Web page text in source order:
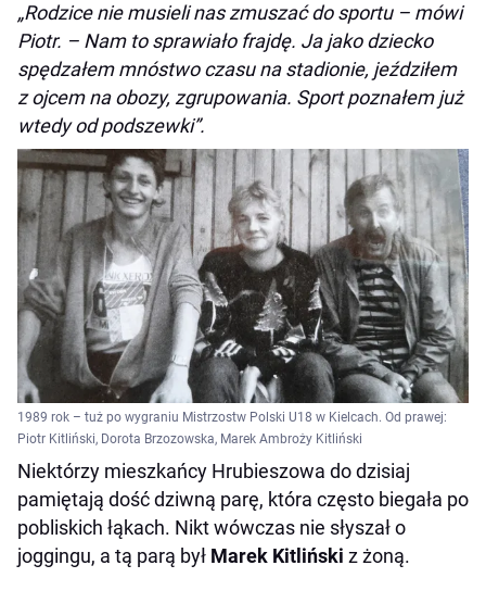
„Rodzice nie musieli nas zmuszać do sportu – mówi
Piotr. – Nam to sprawiało frajdę. Ja jako dziecko
spędzałem mnóstwo czasu na stadionie, jeździłem
z ojcem na obozy, zgrupowania. Sport poznałem już
wtedy od podszewki”.
1989 rok – tuż po wygraniu Mistrzostw Polski U18 w Kielcach. Od prawej:
Piotr Kitliński, Dorota Brzozowska, Marek Ambroży Kitliński
Niektórzy mieszkańcy Hrubieszowa do dzisiaj
pamiętają dość dziwną parę, która często biegała po
pobliskich łąkach. Nikt wówczas nie słyszał o
joggingu, a tą parą był Marek Kitliński z żoną.